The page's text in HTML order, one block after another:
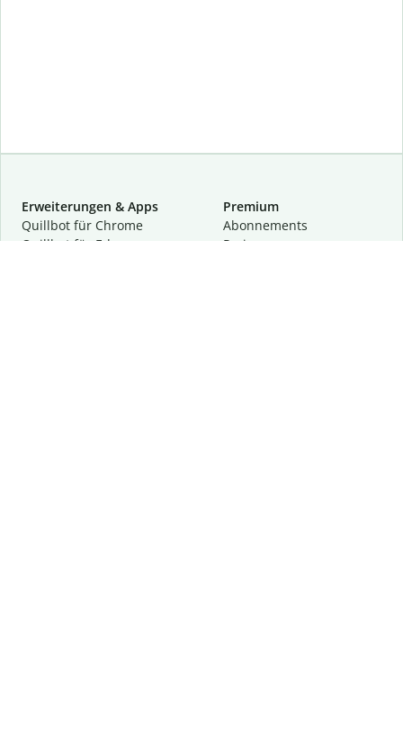
Erweiterungen & Apps
Quillbot für Chrome
Quillbot für Edge
Premium
Abon­ne­ments
Preise